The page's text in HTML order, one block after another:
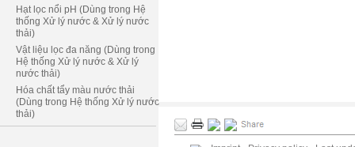
Hạt lọc nổi pH (Dùng trong Hệ
thống Xử lý nước & Xử lý nước
thải)
Vật liệu lọc đa năng (Dùng trong
Hệ thống Xử lý nước & Xử lý
nước thải)
Hóa chất tẩy màu nước thải
(Dùng trong Hệ thống Xử lý nước
thải)